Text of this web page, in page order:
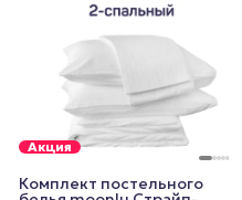
Акция
Комплект постельного